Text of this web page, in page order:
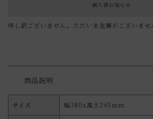
再入荷お知らせ
申し訳ございません。ただいま在庫がございませ
商品説明
サイズ 幅380x高さ245mm